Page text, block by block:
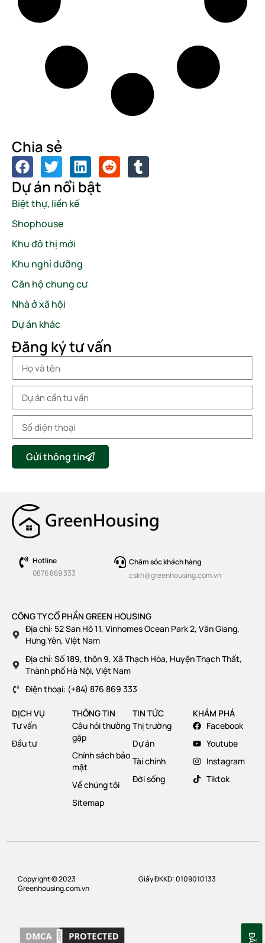
Chia sẻ
Dự án nổi bật
Biệt thự, liền kế
Shophouse
Khu đô thị mới
Khu nghỉ dưỡng
Căn hộ chung cư
Nhà ở xã hội
Dự án khác
Đăng ký tư vấn
Gửi thông tin
Hotline
0876 869 333
Chăm sóc khách hàng
cskh@greenhousing.com.vn
CÔNG TY CỔ PHẦN GREEN HOUSING
Địa chỉ: 52 San Hô 11, Vinhomes Ocean Park 2, Văn Giang,
Hưng Yên, VIệt Nam
Địa chỉ: Số 189, thôn 9, Xã Thạch Hòa, Huyện Thạch Thất,
Thành phố Hà Nội, Việt Nam
Điện thoại: (+84) 876 869 333
DỊCH VỤ
Tư vấn
Đầu tư
THÔNG TIN
Câu hỏi thường
gặp
Chính sách bảo
mật
Về chúng tôi
Sitemap
TIN TỨC
Thị trường
Dự án
Tài chính
Đời sống
KHÁM PHÁ
Facebook
Youtube
Instagram
Tiktok
Copyright © 2023
Greenhousing.com.vn
Giấy ĐKKD: 0109010133